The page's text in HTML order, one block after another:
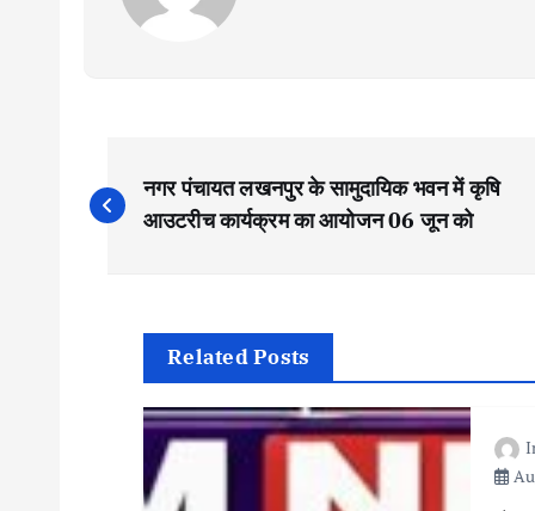
P
o
नगर पंचायत लखनपुर के सामुदायिक भवन में कृषि
आउटरीच कार्यक्रम का आयोजन 06 जून को
Related Posts